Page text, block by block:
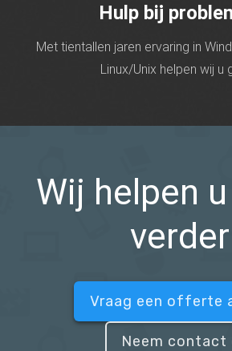
Hulp bij
Met tientallen jaren ervaring in
Linux/Unix helpen wij u
Wij helpen
verder
Vraag een offerte
Neem contact